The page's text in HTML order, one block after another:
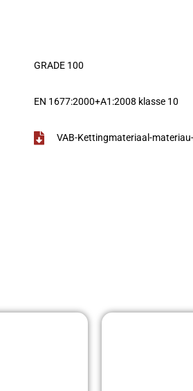
GRADE 100
EN 1677:2000+A1:2008 klasse 10
VAB-Kettingmateriaal-